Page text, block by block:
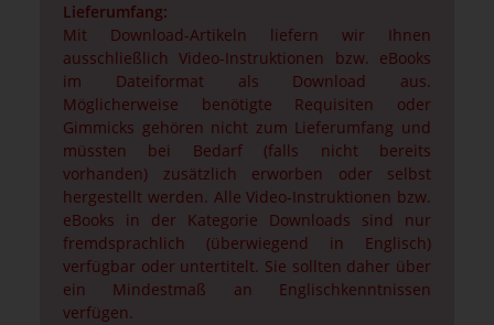
Lieferumfang:
Mit Download-Artikeln liefern wir Ihnen
ausschließlich Video-Instruktionen bzw. eBooks
im Dateiformat als Download aus.
Möglicherweise benötigte Requisiten oder
Gimmicks gehören nicht zum Lieferumfang und
müssten bei Bedarf (falls nicht bereits
vorhanden) zusätzlich erworben oder selbst
hergestellt werden. Alle Video-Instruktionen bzw.
eBooks in der Kategorie Downloads sind nur
fremdsprachlich (überwiegend in Englisch)
verfügbar oder untertitelt. Sie sollten daher über
ein Mindestmaß an Englischkenntnissen
verfügen.